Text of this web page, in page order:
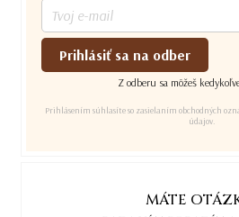
Prihlásiť sa na odber
Z odberu sa môžeš
Prihlásením súhlasíte so zasielaním obchodných
údajov.
MÁTE